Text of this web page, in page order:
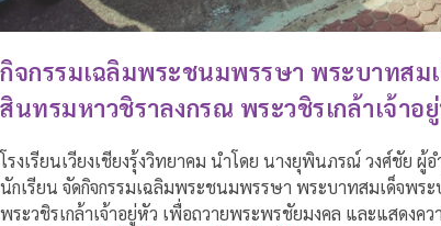
กิจกรรมเฉลิมพระชนมพรรษา พระบาทสม
สินทรมหาวชิราลงกรณ พระวชิรเกล้าเจ้าอ
โรงเรียนเวียงเชียงรุ้งวิทยาคม นำโดย นางยุพินภรณ์ วงศ์ชัย ผู้
นักเรียน จัดกิจกรรมเฉลิมพระชนมพรรษา พระบาทสมเด็จพร
พระวชิรเกล้าเจ้าอยู่หัว เพื่อถวายพระพรชัยมงคล และแสดงคว